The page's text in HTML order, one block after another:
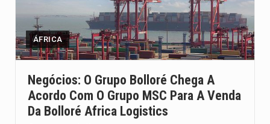
Segundo as autoridades canadianas, mais de 200 incêndios florestais continuam…
De acordo com as autoridades de saúde da Faixa de…
Cover photo suggestion (in English): A police officer outside a…
ÁFRICA
Negócios: O Grupo Bolloré Chega A
Acordo Com O Grupo MSC Para A Venda
Da Bolloré Africa Logistics